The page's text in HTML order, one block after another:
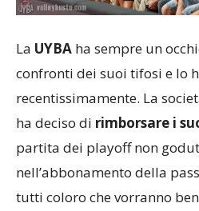
La UYBA ha sempre un
confronti dei suoi tifosi e lo
recentissimamente. La
ha deciso di rimborsare i
partita dei playoff non
nell’abbonamento della
tutti coloro che vorranno